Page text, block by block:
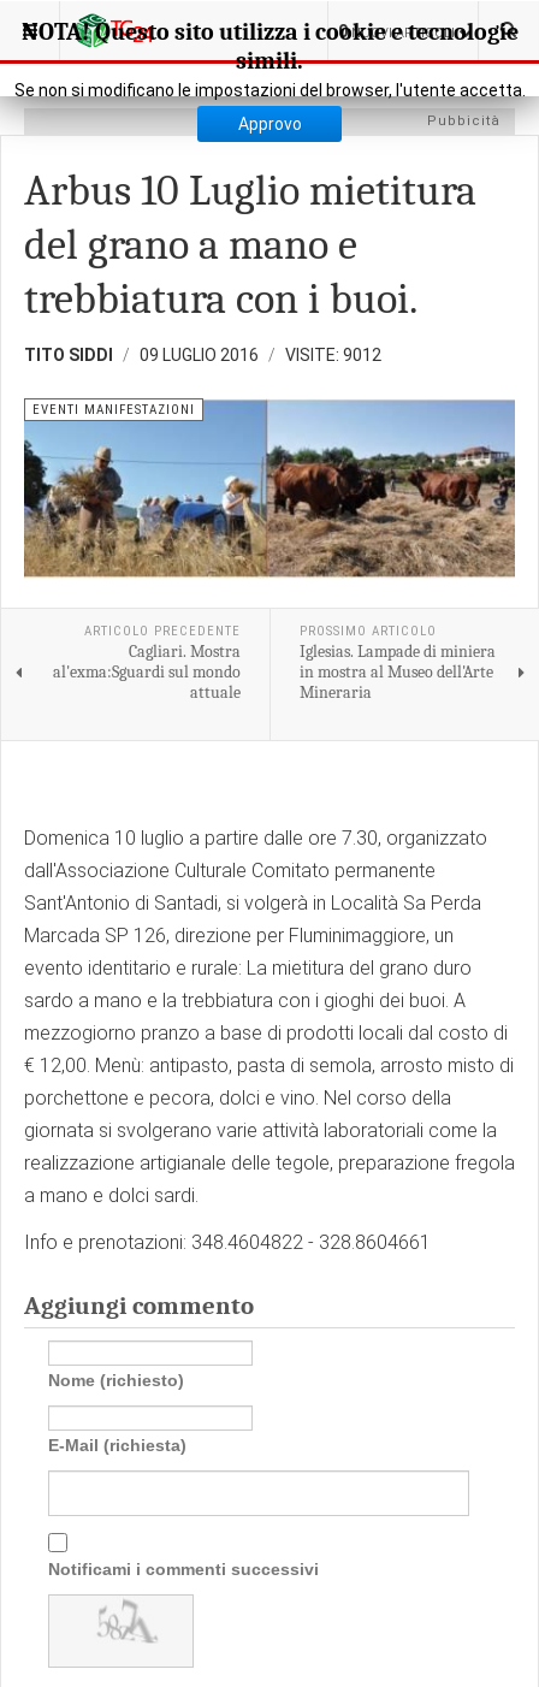
NOTA! Questo sito utilizza i cookie e tecnologie
simili.
Se non si modificano le impostazioni del browser, l'utente accetta.
Approvo
0 NUOVI ARTICOLI
SEI QUI: CULTURA EVENTI MANIFESTAZIONI
Pubbicità
Arbus 10 Luglio mietitura
del grano a mano e
trebbiatura con i buoi.
TITO SIDDI 09 LUGLIO 2016 VISITE: 9012
EVENTI MANIFESTAZIONI
ARTICOLO PRECEDENTE
Cagliari. Mostra
al'exma:Sguardi sul mondo
attuale
PROSSIMO ARTICOLO
Iglesias. Lampade di miniera
in mostra al Museo dell'Arte
Mineraria
Domenica 10 luglio a partire dalle ore 7.30, organizzato
dall'Associazione Culturale Comitato permanente
Sant'Antonio di Santadi, si volgerà in Località Sa Perda
Marcada SP 126, direzione per Fluminimaggiore, un
evento identitario e rurale: La mietitura del grano duro
sardo a mano e la trebbiatura con i gioghi dei buoi. A
mezzogiorno pranzo a base di prodotti locali dal costo di
€ 12,00. Menù: antipasto, pasta di semola, arrosto misto di
porchettone e pecora, dolci e vino. Nel corso della
giornata si svolgerano varie attività laboratoriali come la
realizzazione artigianale delle tegole, preparazione fregola
a mano e dolci sardi.
Info e prenotazioni: 348.4604822 - 328.8604661
Aggiungi commento
Nome (richiesto)
E-Mail (richiesta)
Notificami i commenti successivi